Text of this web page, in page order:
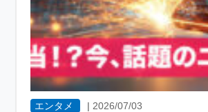
エンタメ | 2026/07/03